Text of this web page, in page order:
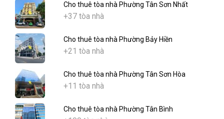
Cho thuê tòa nhà Phường Tân Sơn Nhất
+37 tòa nhà
Cho thuê tòa nhà Phường Bảy Hiền
+21 tòa nhà
Cho thuê tòa nhà Phường Tân Sơn Hòa
+11 tòa nhà
Cho thuê tòa nhà Phường Tân Bình